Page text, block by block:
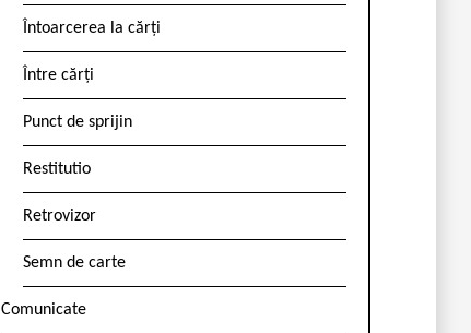
Întoarcerea la cărți
Între cărți
Punct de sprijin
Restitutio
Retrovizor
Semn de carte
Comunicate